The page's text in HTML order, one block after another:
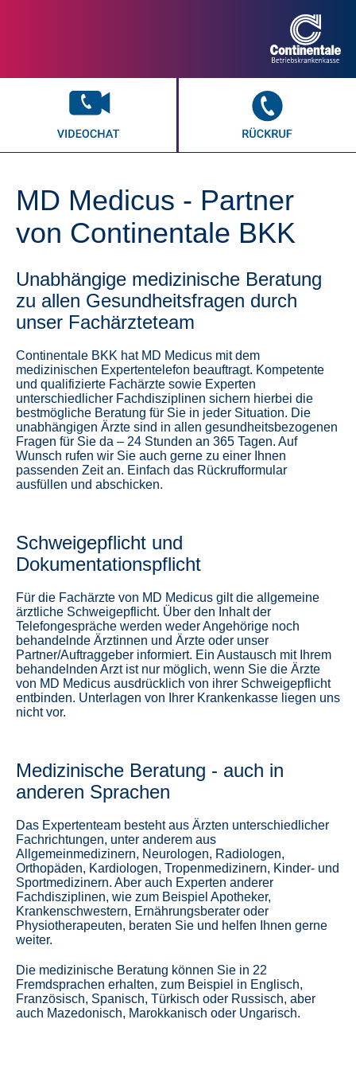
start.newVideoAppointment
MD Medicus - Partner
von Continentale BKK
Unabhängige medizinische Beratung
zu allen Gesundheitsfragen durch
unser Fachärzteteam
Continentale BKK hat MD Medicus mit dem
medizinischen Expertentelefon beauftragt. Kompetente
und qualifizierte Fachärzte sowie Experten
unterschiedlicher Fachdisziplinen sichern hierbei die
bestmögliche Beratung für Sie in jeder Situation. Die
unabhängigen Ärzte sind in allen gesundheitsbezogenen
Fragen für Sie da – 24 Stunden an 365 Tagen. Auf
Wunsch rufen wir Sie auch gerne zu einer Ihnen
passenden Zeit an. Einfach das Rückrufformular
ausfüllen und abschicken.
Schweigepflicht und
Dokumentationspflicht
Für die Fachärzte von MD Medicus gilt die allgemeine
ärztliche Schweigepflicht. Über den Inhalt der
Telefongespräche werden weder Angehörige noch
behandelnde Ärztinnen und Ärzte oder unser
Partner/Auftraggeber informiert. Ein Austausch mit Ihrem
behandelnden Arzt ist nur möglich, wenn Sie die Ärzte
von MD Medicus ausdrücklich von ihrer Schweigepflicht
entbinden. Unterlagen von Ihrer Krankenkasse liegen uns
nicht vor.
Medizinische Beratung - auch in
anderen Sprachen
Das Expertenteam besteht aus Ärzten unterschiedlicher
Fachrichtungen, unter anderem aus
Allgemeinmedizinern, Neurologen, Radiologen,
Orthopäden, Kardiologen, Tropenmedizinern, Kinder- und
Sportmedizinern. Aber auch Experten anderer
Fachdisziplinen, wie zum Beispiel Apotheker,
Krankenschwestern, Ernährungsberater oder
Physiotherapeuten, beraten Sie und helfen Ihnen gerne
weiter.
Die medizinische Beratung können Sie in 22
Fremdsprachen erhalten, zum Beispiel in Englisch,
Französisch, Spanisch, Türkisch oder Russisch, aber
auch Mazedonisch, Marokkanisch oder Ungarisch.